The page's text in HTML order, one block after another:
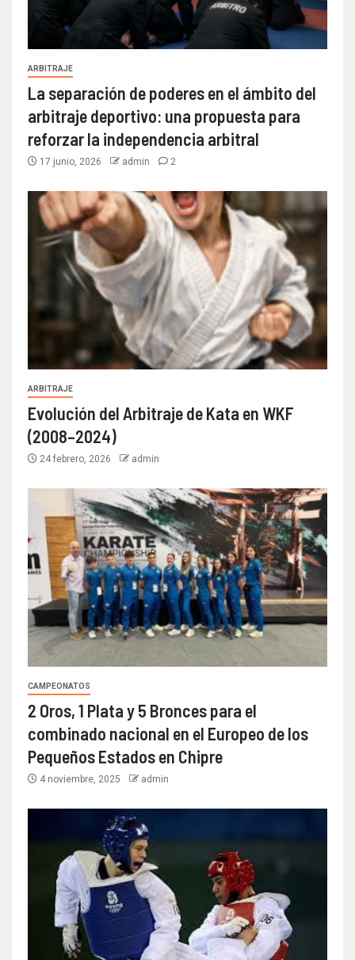
ARBITRAJE
La separación de poderes en el ámbito del
arbitraje deportivo: una propuesta para
reforzar la independencia arbitral
17 junio, 2026 admin 2
ARBITRAJE
Evolución del Arbitraje de Kata en WKF
(2008–2024)
24 febrero, 2026 admin
CAMPEONATOS
2 Oros, 1 Plata y 5 Bronces para el
combinado nacional en el Europeo de los
Pequeños Estados en Chipre
4 noviembre, 2025 admin